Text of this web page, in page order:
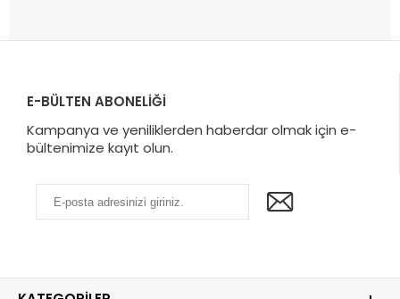
E-BÜLTEN ABONELİĞİ
Kampanya ve yeniliklerden haberdar olmak için e-
bültenimize kayıt olun.